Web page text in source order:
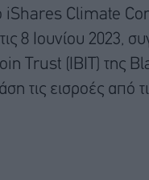
iShares Climate
8 Ιουνίου 2023,
Trust (ΙΒΙΤ) της
τις εισροές από